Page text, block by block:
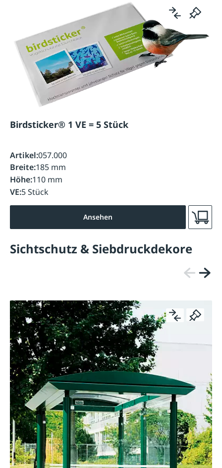
Birdsticker® 1 VE = 5 Stück
Artikel:057.000
Breite:185 mm
Höhe:110 mm
VE:5 Stück
Ansehen
Sichtschutz & Siebdruckdekore